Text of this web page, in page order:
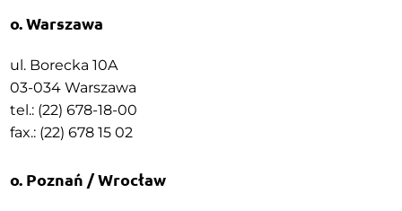
o. Warszawa
ul. Borecka 10A
03-034 Warszawa
tel.: (22) 678-18-00
fax.: (22) 678 15 02
o. Poznań / Wrocław